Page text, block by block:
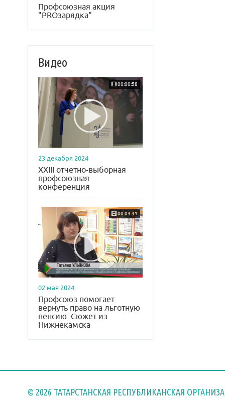
Профсоюзная акция
"PROзарядка"
Видео
00:00:58
23 декабря 2024
XXIII отчетно-выборная
профсоюзная
конференция
00:03:31
02 мая 2024
Профсоюз помогает
вернуть право на льготную
пенсию. Сюжет из
Нижнекамска
© 2026 ТАТАРСТАНСКАЯ РЕСПУБЛИКАНСКАЯ